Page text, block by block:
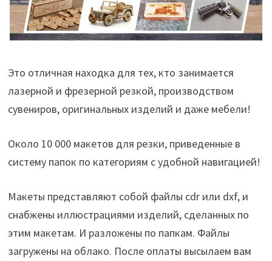
Это отличная находка для тех, кто занимается
лазерной и фрезерной резкой, производством
сувениров, оригинальных изделий и даже мебели!
Около 10 000 макетов для резки, приведенные в
систему папок по категориям с удобной навигацией!
Макеты представляют собой файлы cdr или dxf, и
снабжены иллюстрациями изделий, сделанных по
этим макетам. И разложены по папкам. Файлы
загружены на облако. После оплаты высылаем вам